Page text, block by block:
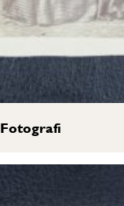
Fotografi